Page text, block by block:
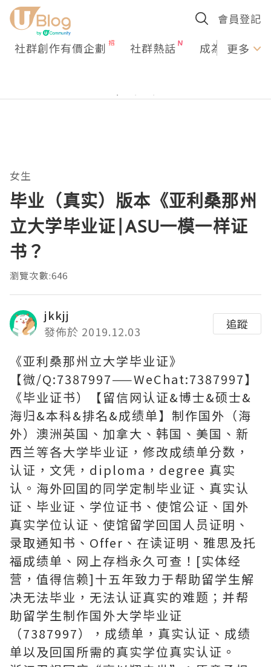
會員登記
社群創作有價企劃 社群熱話 成為U更多
女生
毕业（真实）版本《亚利桑那州
立大学毕业证|ASU一模一样证
书？
瀏覽次數:646
jkkjj
發佈於 2019.12.03
追蹤
《亚利桑那州立大学毕业证》
【微/Q:7387997——WeChat:7387997】
《毕业证书）【留信网认证&博士&硕士&
海归&本科&排名&成绩单】制作国外（海
外）澳洲英国、加拿大、韩国、美国、新
西兰等各大学毕业证，修改成绩单分数，
认证，文凭，diploma，degree 真实
认。海外回囯的同学定制毕业证、真实认
证、毕业证、学位证书、使馆公证、囯外
真实学位认证、使馆留学回囯人员证明、
录取通知书、Offer、在读证明、雅思及托
福成绩单、网上存档永久可查！[实体经
营，值得信赖]十五年致力于帮助留学生解
决无法毕业，无法认证真实的难题；并帮
助留学生制作国外大学毕业证
（7387997），成绩单，真实认证、成绩
单以及回国所需的真实学位真实认证。